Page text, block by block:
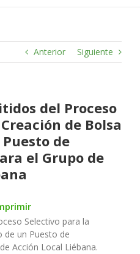
Anterior Siguiente
del Proceso
de Bolsa
de
el Grupo de
Selectivo para la
de un Puesto de
Acción Local Liébana.